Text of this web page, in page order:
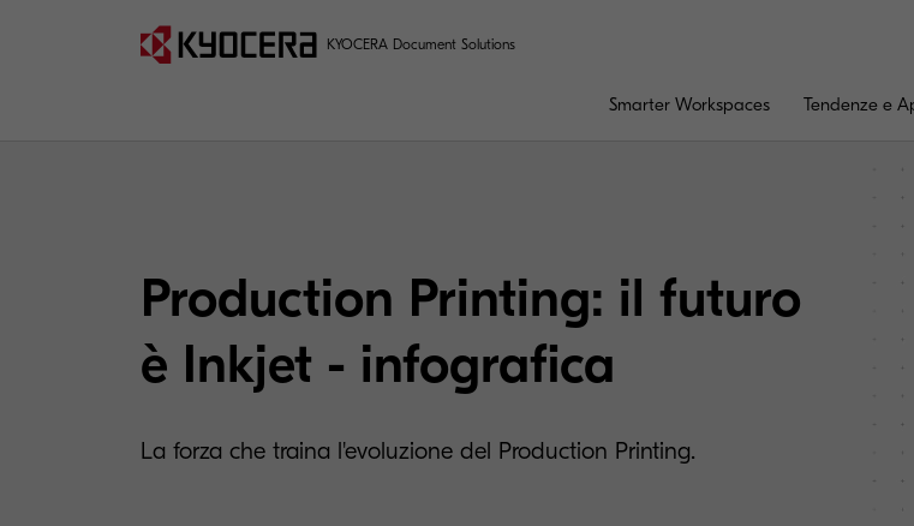
KYOCERA Document Solutions
Smarter Workspaces Tendenze e
Production Printing: il futuro
è Inkjet - infografica
La forza che traina l'evoluzione del Production Printing.